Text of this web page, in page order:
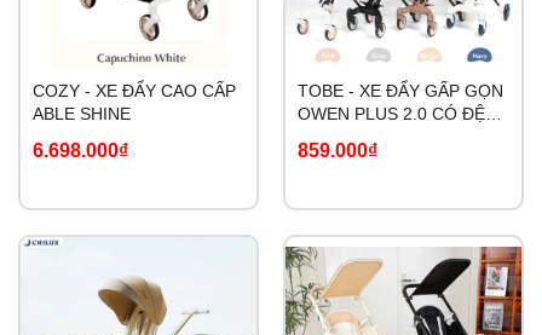
COZY - XE ĐẨY CAO CẤP
ABLE SHINE
6.698.000₫
TOBE - XE ĐẨY GẤP GỌN
OWEN PLUS 2.0 CÓ ĐỆM
859.000₫